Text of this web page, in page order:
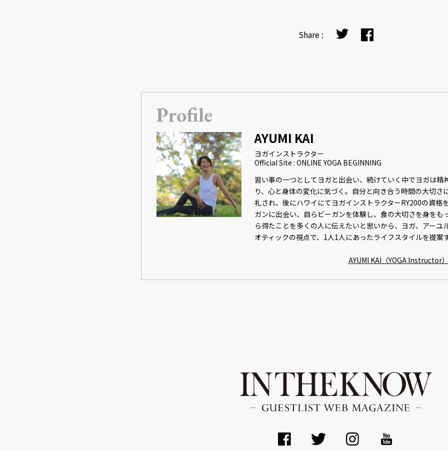
Share :
AYUMI KAI
ヨガインストラクター
Official Site : ONLINE YOGA BEGINNING
習い事の一つとしてヨガと出会い、続けていく中でヨガは精
り、心と身体の変化に気づく。自分と向き合う時間の大切さ
礼され、後にハワイにてヨガインストラクターRY200の資格
ガンに出会い、自らビーガンを体験し、食の大切さを身をも
ら得たことを多くの人に伝えたいと思いから、ヨガ、アーユ
オティックの視点で、1人1人にあったライフスタイルを提案
AYUMI KAI（YOGA Instructor